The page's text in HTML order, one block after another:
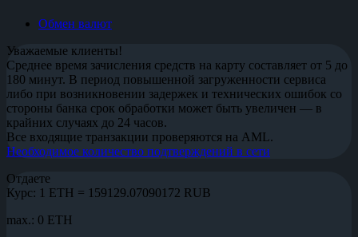
Обмен валют
Уважаемые клиенты!
Среднее время зачисления средств на карту составляет от 5 до
180 минут. В период повышенной загруженности сервиса
либо при возникновении задержек и технических ошибок со
стороны банка срок обработки может быть увеличен — в
крайних случаях до 24 часов.
Все входящие транзакции проверяются на AML.
Необходимое количество подтверждений в сети
Отдаете
Курс: 1 ETH = 159129.07090172 RUB
max.: 0 ETH